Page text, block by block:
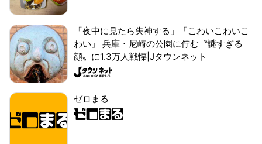
「夜中に見たら失神する」「こわいこわいこ
わい」 兵庫・尼崎の公園に佇む〝謎すぎる
顔〟に1.3万人戦慄|Jタウンネット
ゼロまる